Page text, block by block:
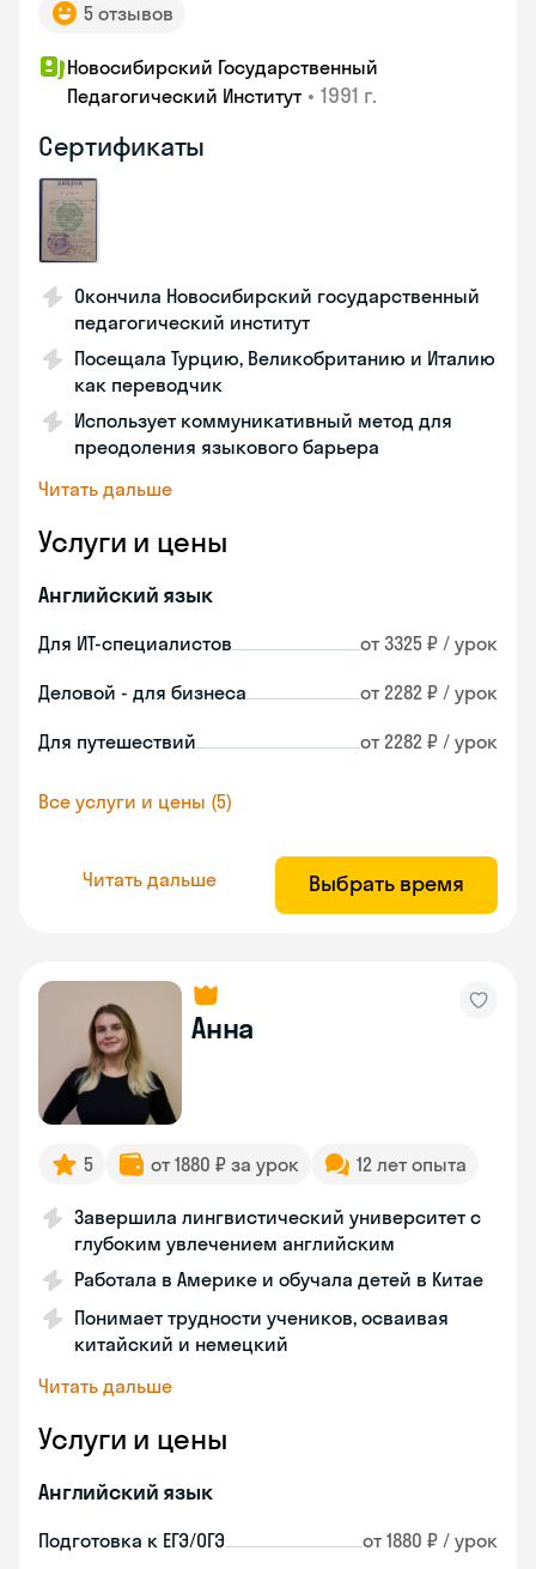
5 отзывов
Новосибирский Государственный
Педагогический Институт • 1991 г.
Сертификаты
Окончила Новосибирский государственный
педагогический институт
Посещала Турцию, Великобританию и Италию
как переводчик
Использует коммуникативный метод для
преодоления языкового барьера
Читать дальше
Услуги и цены
Английский язык
Для ИТ-специалистов от 3325 ₽ / урок
Деловой - для бизнеса от 2282 ₽ / урок
Для путешествий от 2282 ₽ / урок
Все услуги и цены (5)
Читать дальше Выбрать время
Анна
5 от 1880 ₽ за урок 12 лет опыта
Завершила лингвистический университет с
глубоким увлечением английским
Работала в Америке и обучала детей в Китае
Понимает трудности учеников, осваивая
китайский и немецкий
Читать дальше
Услуги и цены
Английский язык
Подготовка к ЕГЭ/ОГЭ от 1880 ₽ / урок